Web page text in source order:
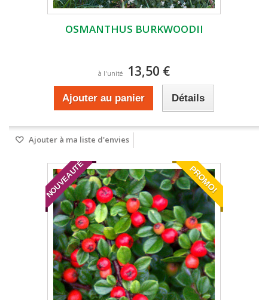
OSMANTHUS BURKWOODII
à l'unité 13,50 €
Ajouter au panier Détails
Ajouter à ma liste d'envies
NOUVEAUTÉ PROMO!